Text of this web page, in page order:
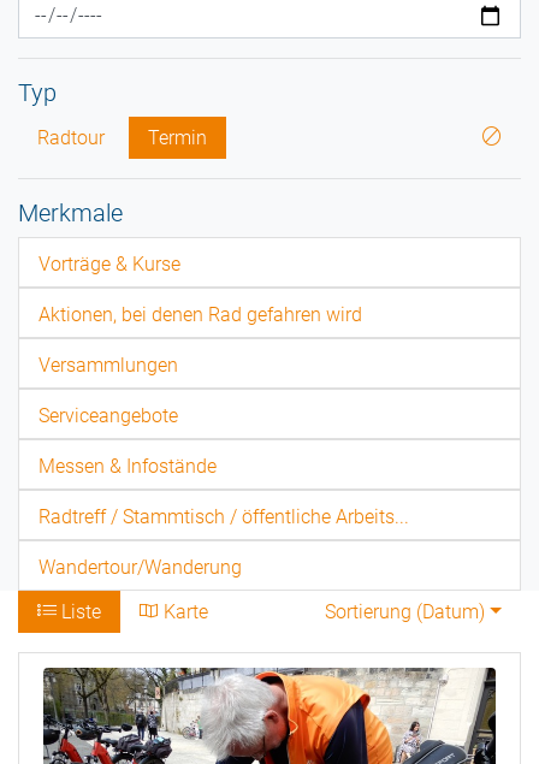
Typ
Radtour Termin
Merkmale
Vorträge & Kurse
Aktionen, bei denen Rad gefahren wird
Versammlungen
Serviceangebote
Messen & Infostände
Radtreff / Stammtisch / öffentliche Arbeits...
Wandertour/Wanderung
Liste
Karte Sortierung (Datum)